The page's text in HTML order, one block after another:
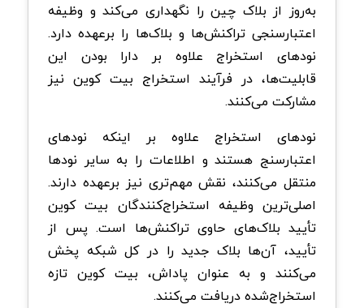
به‌روز از بلاک‌ چین را نگهداری می‌کند و وظیفه
اعتبارسنجی تراکنش‌ها و بلاک‌ها را برعهده دارد.
نود‌های استخراج علاوه بر دارا بودن این
قابلیت‌ها، در فرآیند استخراج بیت‌ کوین نیز
مشارکت می‌کنند.
نود‌های استخراج علاوه بر اینکه نود‌های
اعتبارسنج هستند و اطلاعات را به سایر نود‌ها
منتقل می‌کنند، نقش مهم‌تری نیز برعهده دارند.
اصلی‌ترین وظیفه استخراج‌کنندگان بیت‌ کوین
تأیید بلاک‌های حاوی تراکنش‌ها است. پس از
تأیید، آن‌ها بلاک جدید را در کل شبکه پخش
می‌کنند و به عنوان پاداش، بیت‌ کوین تازه
استخراج‌شده دریافت می‌کنند.